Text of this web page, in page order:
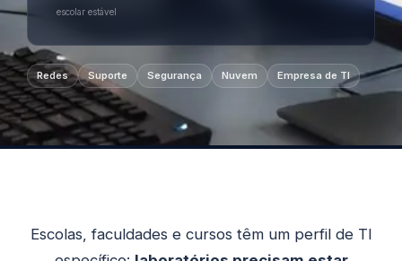
escolar estável
Redes Suporte Segurança Nuvem Empresa de TI
Escolas, faculdades e cursos têm um perfil de TI